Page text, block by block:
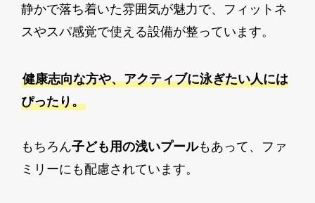
静かで落ち着いた雰囲気が魅力で、フィットネ
スやスパ感覚で使える設備が整っています。
健康志向な方や、アクティブに泳ぎたい人には
ぴったり。
もちろん子ども用の浅いプールもあって、ファ
ミリーにも配慮されています。